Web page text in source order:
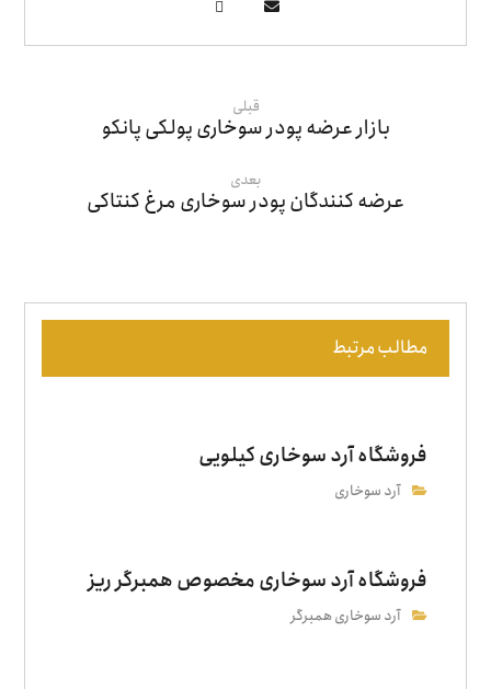
قبلی
بازار عرضه پودر سوخاری پولکی پانکو
بعدی
عرضه کنندگان پودر سوخاری مرغ کنتاکی
مطالب مرتبط
فروشگاه آرد سوخاری کیلویی
آرد سوخاری
فروشگاه آرد سوخاری مخصوص همبرگر ریز
آرد سوخاری همبرگر